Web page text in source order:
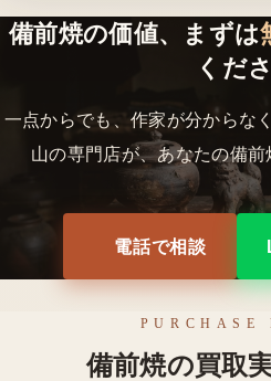
備前焼の価値、まずは
くだ
一点からでも、作家が分からな
山の専門店が、あなたの備前
電話で相談
PURCHASE
備前焼の買取